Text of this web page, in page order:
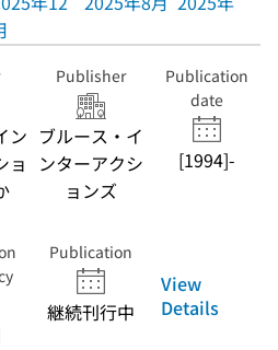
ン
ョ
Publisher
ブルース・イ
ンターアクシ
ョンズ
Publication
date
[1994]-
Publication
継続刊行中
View
Details